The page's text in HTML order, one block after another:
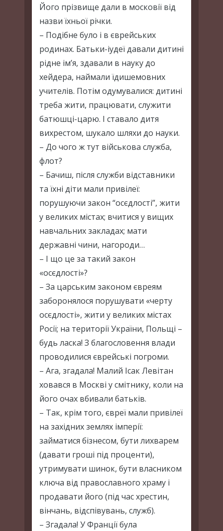
Його прізвище дали в московії від
назви їхньої річки.
– Подібне було і в єврейських
родинах. Батьки-іудеї давали дитині
рідне ім’я, здавали в науку до
хейдера, наймали їдишемовних
учителів. Потім одумувалися: дитині
треба жити, працювати, служити
батюшці-царю. І ставало дитя
вихрестом, шукало шляхи до науки.
– До чого ж тут військова служба,
флот?
– Бачиш, після служби відставники
та їхні діти мали привілеї:
порушуючи закон “осєдлості”, жити
у великих містах; вчитися у вищих
навчальних закладах; мати
державні чини, нагороди…
– І що це за такий закон
«осєдлості»?
– За царським законом євреям
заборонялося порушувати «черту
осєдлості», жити у великих містах
Росії; на території України, Польщі –
будь ласка! З благословення влади
проводилися єврейські погроми.
– Ага, згадала! Малий Ісак Левітан
ховався в Москві у смітнику, коли на
його очах вбивали батьків.
– Так, крім того, євреї мали привілеї
на західних землях імперії:
займатися бізнесом, бути лихварем
(давати гроші під проценти),
утримувати шинок, бути власником
ключа від православного храму і
продавати його (під час хрестин,
вінчань, відспівувань, служб).
– Згадала! У Франції була